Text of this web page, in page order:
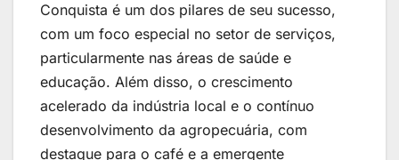
Conquista é um dos pilares de seu sucesso,
com um foco especial no setor de serviços,
particularmente nas áreas de saúde e
educação. Além disso, o crescimento
acelerado da indústria local e o contínuo
desenvolvimento da agropecuária, com
destaque para o café e a emergente